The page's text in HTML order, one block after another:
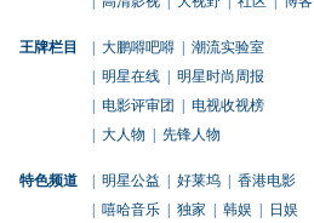
王牌栏目 大鹏嘚吧嘚
潮流实验室
明星在线
明星时尚周报
电影评审团
电视收视榜
大人物 先锋人物
特色频道 明星公益 好莱坞
香港电影
嘻哈音乐 独家 韩娱 日娱